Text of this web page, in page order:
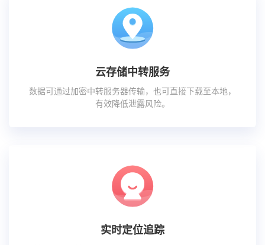
云存储中转服务
数据可通过加密中转服务器传输，也可直接下载至本地，
有效降低泄露风险。
实时定位追踪